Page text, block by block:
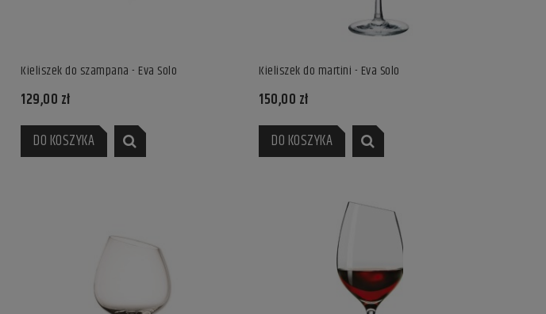
Kieliszek do szampana - Eva Solo
129,00 zł
DO KOSZYKA
Kieliszek do martini - Eva Solo
150,00 zł
DO KOSZYKA